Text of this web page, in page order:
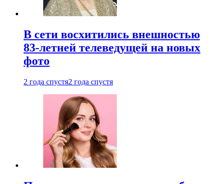
В сети восхитились внешностью
83-летней телеведущей на новых
фото
2 года спустя2 года спустя